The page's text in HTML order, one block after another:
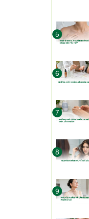
5
6
7
8
9